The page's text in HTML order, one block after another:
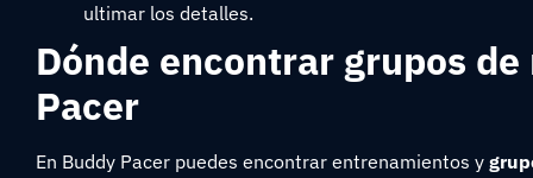
ultimar los detalles.
Dónde encontrar grupos
Pacer
En Buddy Pacer puedes encontrar entrenamientos y